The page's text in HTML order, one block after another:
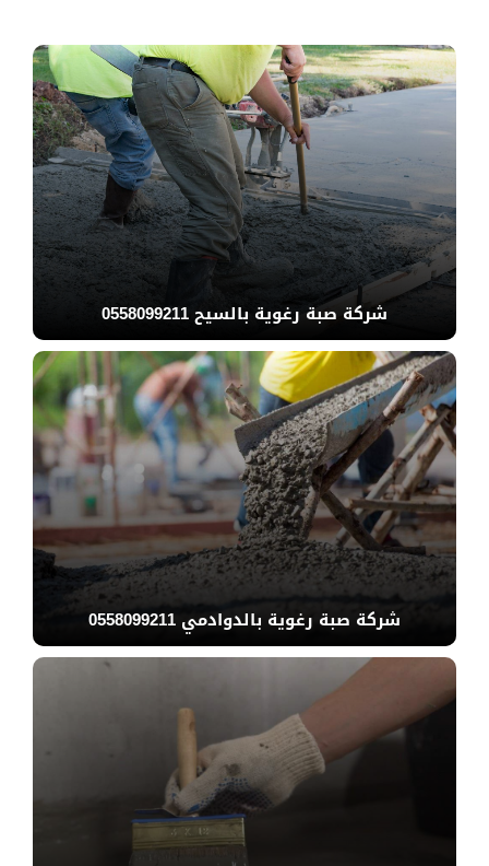
شركة صبة رغوية بالسيح 0558099211
شركة صبة رغوية بالدوادمي 0558099211